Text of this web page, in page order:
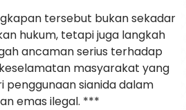
tersebut bukan sekadar
hukum, tetapi juga langkah
ancaman serius terhadap
masyarakat yang
sianida dalam
emas ilegal. ***